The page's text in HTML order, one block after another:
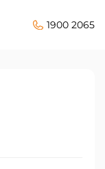
1900 2065